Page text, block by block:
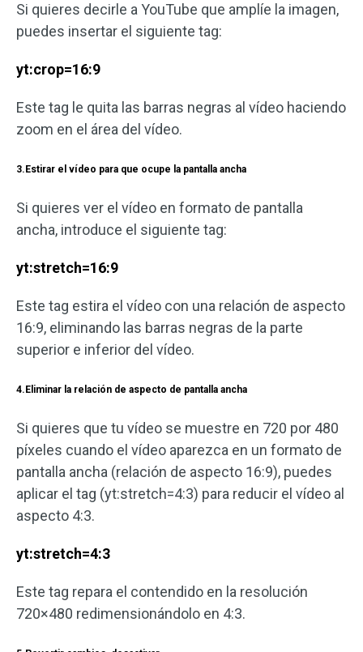
Si quieres decirle a YouTube que amplíe la imagen,
puedes insertar el siguiente tag:
yt:crop=16:9
Este tag le quita las barras negras al vídeo haciendo
zoom en el área del vídeo.
3.Estirar el vídeo para que ocupe la pantalla ancha
Si quieres ver el vídeo en formato de pantalla
ancha, introduce el siguiente tag:
yt:stretch=16:9
Este tag estira el vídeo con una relación de aspecto
16:9, eliminando las barras negras de la parte
superior e inferior del vídeo.
4.Eliminar la relación de aspecto de pantalla ancha
Si quieres que tu vídeo se muestre en 720 por 480
píxeles cuando el vídeo aparezca en un formato de
pantalla ancha (relación de aspecto 16:9), puedes
aplicar el tag (yt:stretch=4:3) para reducir el vídeo al
aspecto 4:3.
yt:stretch=4:3
Este tag repara el contendido en la resolución
720×480 redimensionándolo en 4:3.